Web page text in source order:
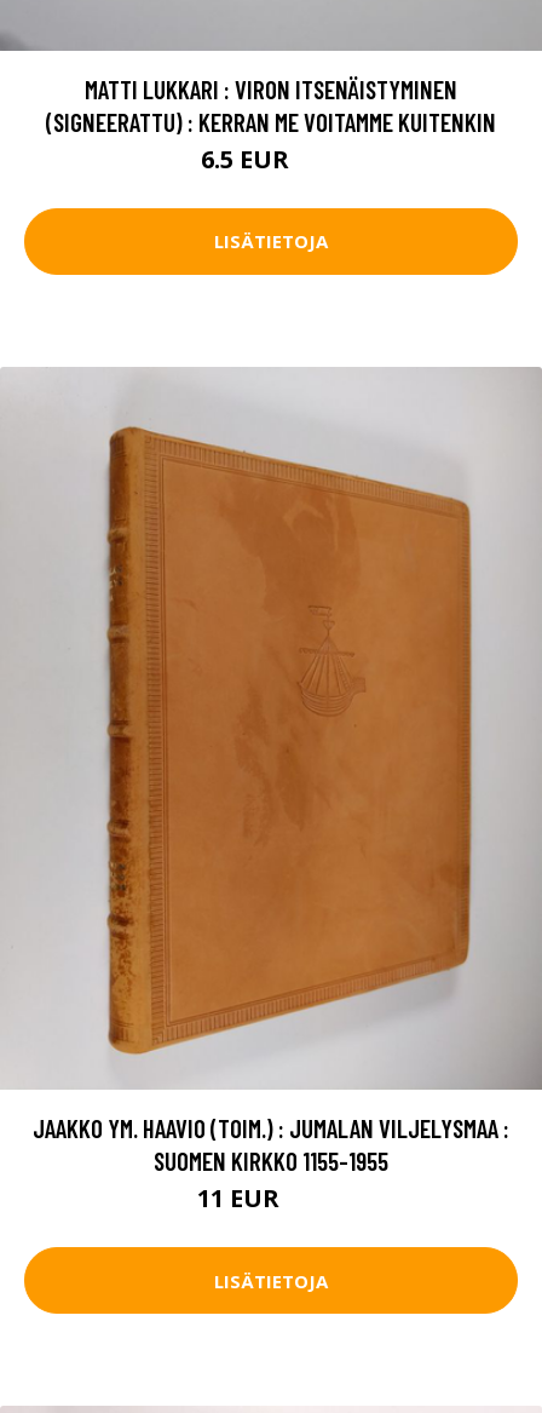
MATTI LUKKARI : VIRON ITSENÄISTYMINEN
(SIGNEERATTU) : KERRAN ME VOITAMME KUITENKIN
6.5 EUR
LISÄTIETOJA
JAAKKO YM. HAAVIO (TOIM.) : JUMALAN VILJELYSMAA :
SUOMEN KIRKKO 1155-1955
11 EUR
LISÄTIETOJA